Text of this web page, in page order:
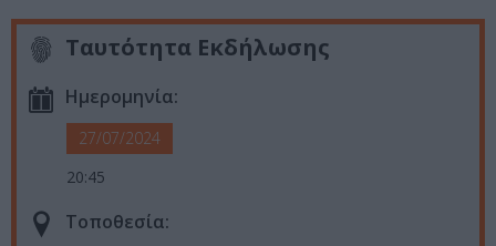
Ταυτότητα Εκδήλωσης
Ημερομηνία:
27/07/2024
20:45
Τοποθεσία: